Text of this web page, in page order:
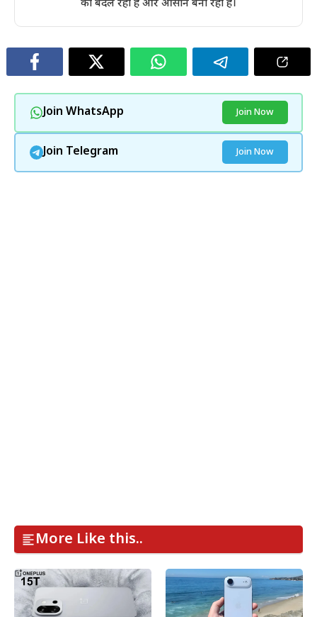
को बदल रही है और आसान बना रही है।
Join WhatsApp Join Now
Join Telegram Join Now
More Like this..